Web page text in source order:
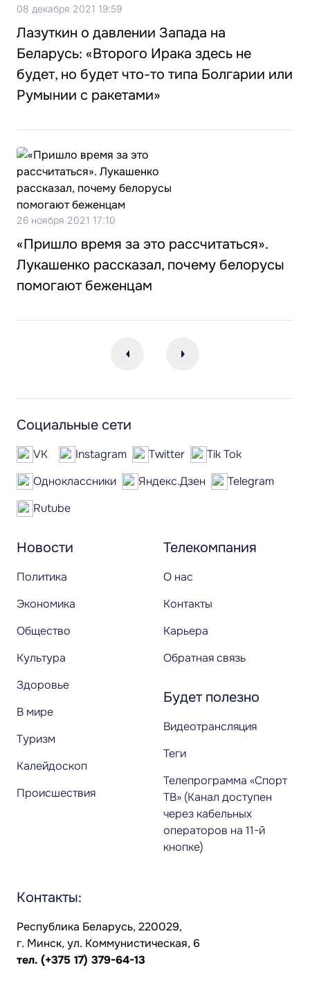
08 декабря 2021 19:59
Лазуткин о давлении Запада на
Беларусь: «Второго Ирака здесь не
будет, но будет что-то типа Болгарии или
Румынии с ракетами»
26 ноября 2021 17:10
«Пришло время за это рассчитаться».
Лукашенко рассказал, почему белорусы
помогают беженцам
Новости
Политика
Экономика
Общество
Культура
Здоровье
В мире
Туризм
Калейдоскоп
Происшествия
Телекомпания
О нас
Контакты
Карьера
Обратная связь
Будет полезно
Видеотрансляция
Теги
Телепрограмма «Спорт
ТВ» (Канал доступен
через кабельных
операторов на 11-й
кнопке)
Социальные сети
VK Instagram Twitter
Tik Tok
Одноклассники
Яндекс.Дзен
Telegram
Rutube
Контакты:
Республика Беларусь, 220029,
г. Минск, ул. Коммунистическая, 6
тел. (+375 17) 379-64-13